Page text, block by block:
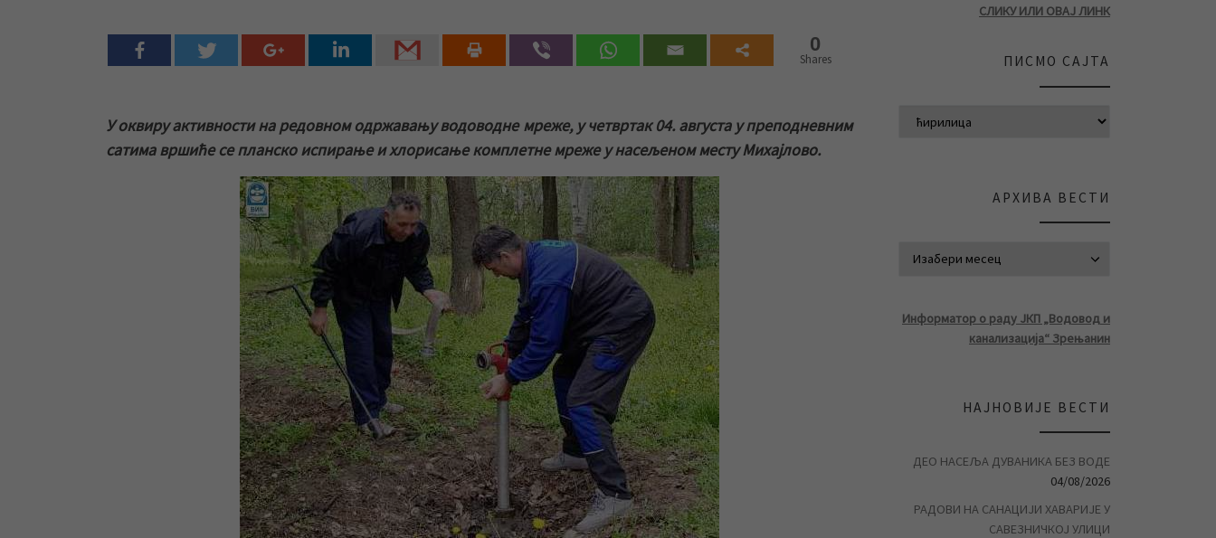
0
Shares
У оквиру активности на редовном одржавању водоводне мреже, у четвртак 04. августа у преподневним
сатима вршиће се планско испирање и хлорисање комплетне мреже у насељеном месту Михајлово.
СЛИКУ ИЛИ ОВАЈ ЛИНК
ПИСМО САЈТА
АРХИВА ВЕСТИ
Информатор о раду ЈКП „Водовод и
канализација“ Зрењанин
НАЈНОВИЈЕ ВЕСТИ
ДЕО НАСЕЉА ДУВАНИКА БЕЗ ВОДЕ
04/08/2026
РАДОВИ НА САНАЦИЈИ ХАВАРИЈЕ У
САВЕЗНИЧКОЈ УЛИЦИ